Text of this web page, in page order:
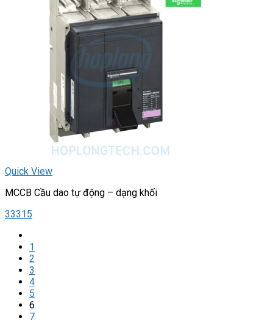
Quick View
MCCB Cầu dao tự động – dạng khối
33315
1
2
3
4
5
6
7